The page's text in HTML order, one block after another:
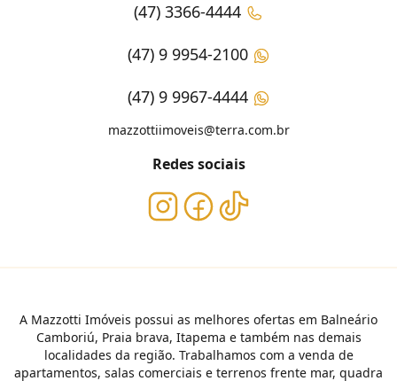
(47) 3366-4444
(47) 9 9954-2100
(47) 9 9967-4444
mazzottiimoveis@terra.com.br
Redes sociais
A Mazzotti Imóveis possui as melhores ofertas em Balneário
Camboriú, Praia brava, Itapema e também nas demais
localidades da região. Trabalhamos com a venda de
apartamentos, salas comerciais e terrenos frente mar, quadra